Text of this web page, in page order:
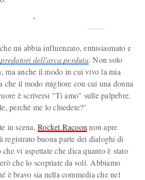
mi abbia influenzato, entusiasmato e
dell'arca perduta. Non solo
, ma anche il modo in cui vivo la mia
che il modo migliore con cui una donna
è scriversi "Ti amo" sulle palpebre.
perché me lo chiedete?"
in scena,Rocket Racoon non apre
registrato buona parte dei dialoghi di
vi aspettate che dica quanto è stato
che lo scopriate da soli. Abbiamo
è bravo sia nella commedia che nel